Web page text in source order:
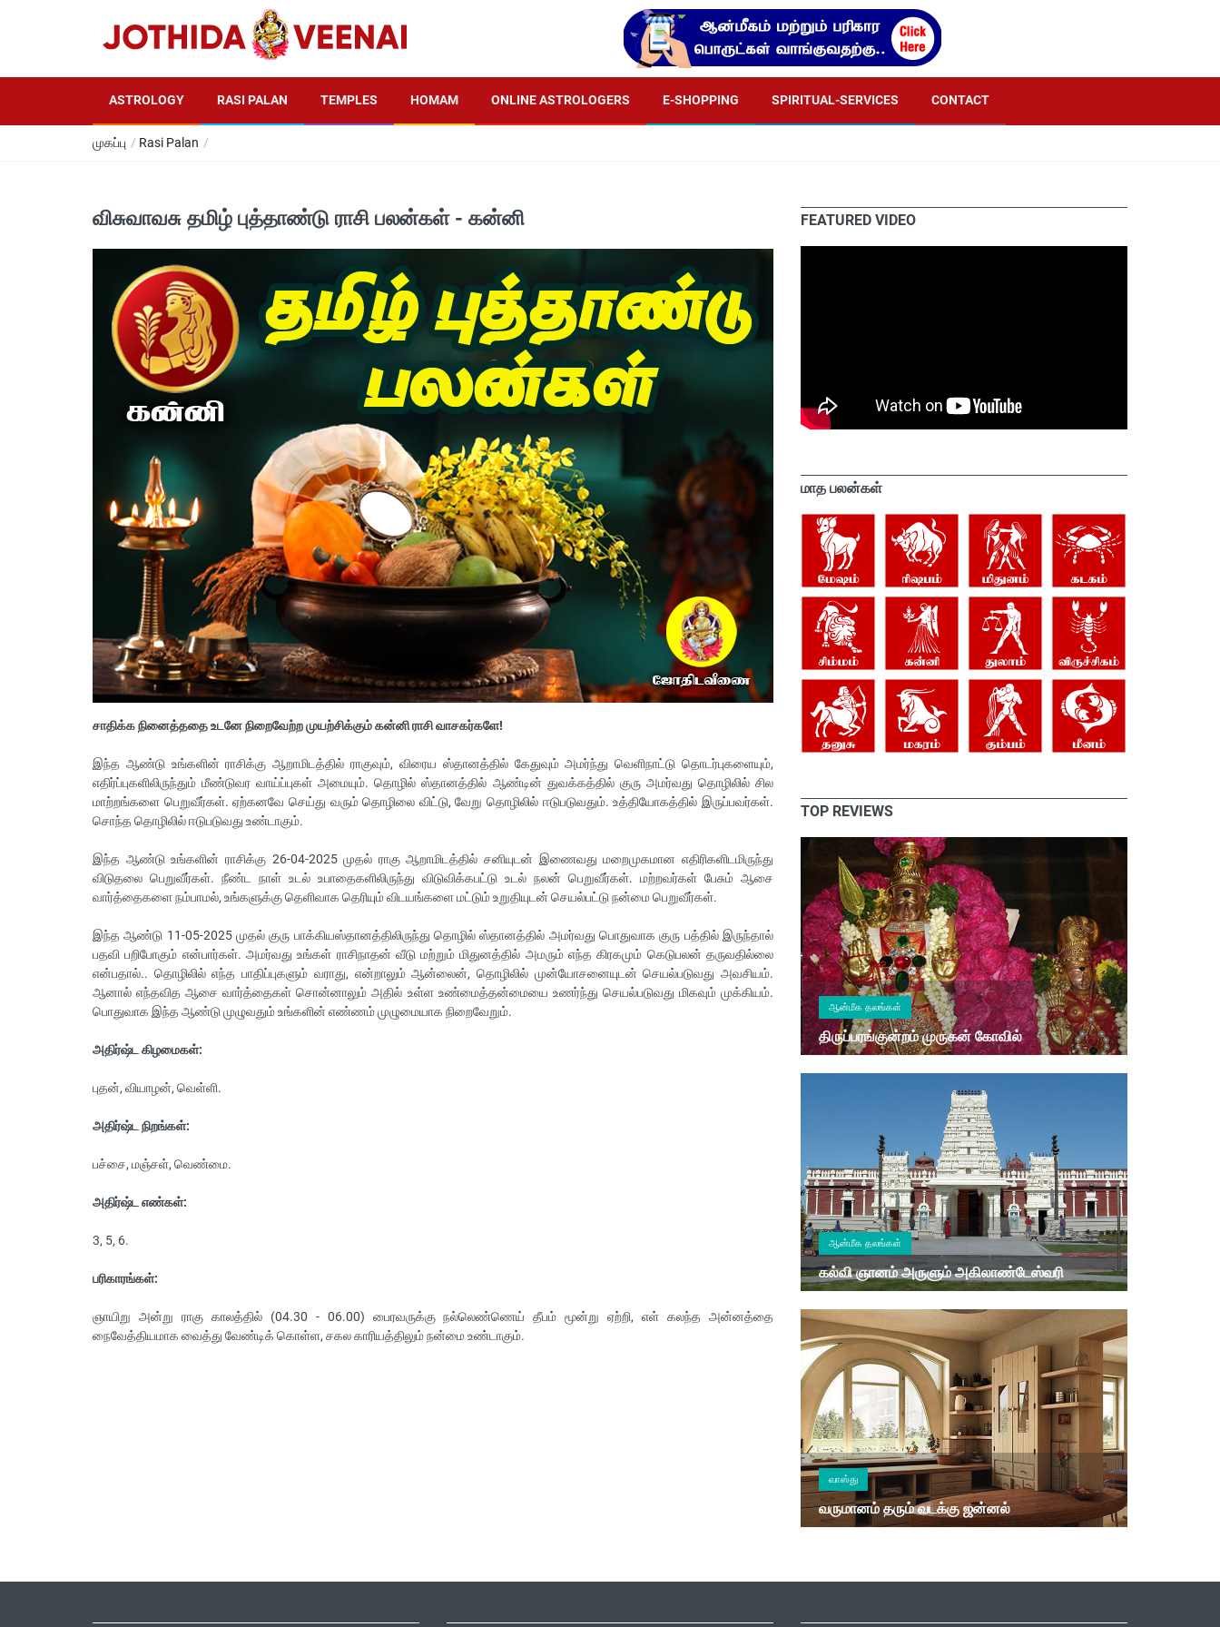
ASTROLOGY RASI PALAN TEMPLES HOMAM ONLINE ASTROLOGERS E-SHOPPING SPIRITUAL-SERVICES CONTACT
முகப்பு / Rasi Palan /
விசுவாவசு தமிழ் புத்தாண்டு ராசி பலன்கள் - கன்னி
சாதிக்க நினைத்ததை உடனே நிறைவேற்ற முயற்சிக்கும் கன்னி ராசி வாசகர்களே!
இந்த ஆண்டு உங்களின் ராசிக்கு ஆறாமிடத்தில் ராகுவும், விரைய ஸ்தானத்தில் கேதுவும் அமர்ந்து வெளிநாட்டு தொடர்புகளையும்,
எதிர்ப்புகளிலிருந்தும் மீண்டுவர வாய்ப்புகள் அமையும். தொழில் ஸ்தானத்தில் ஆண்டின் துவக்கத்தில் குரு அமர்வது தொழிலில் சில
மாற்றங்களை பெறுவீர்கள். ஏற்கனவே செய்து வரும் தொழிலை விட்டு, வேறு தொழிலில் ஈடுபடுவதும். உத்தியோகத்தில் இருப்பவர்கள்.
சொந்த தொழிலில் ஈடுபடுவது உண்டாகும்.
இந்த ஆண்டு உங்களின் ராசிக்கு 26-04-2025 முதல் ராகு ஆறாமிடத்தில் சனியுடன் இணைவது மறைமுகமான எதிரிகளிடமிருந்து
விடுதலை பெறுவீர்கள். நீண்ட நாள் உடல் உபாதைகளிலிருந்து விடுவிக்கபட்டு உடல் நலன் பெறுவீர்கள். மற்றவர்கள் பேசும் ஆசை
வார்த்தைகளை நம்பாமல், உங்களுக்கு தெளிவாக தெரியும் விடயங்களை மட்டும் உறுதியுடன் செயல்பட்டு நன்மை பெறுவீர்கள்.
இந்த ஆண்டு 11-05-2025 முதல் குரு பாக்கியஸ்தானத்திலிருந்து தொழில் ஸ்தானத்தில் அமர்வது பொதுவாக குரு பத்தில் இருந்தால்
பதவி பறிபோகும் என்பார்கள். அமர்வது உங்கள் ராசிநாதன் வீடு மற்றும் மிதுனத்தில் அமரும் எந்த கிரகமும் கெடுபலன் தருவதில்லை
என்பதால்.. தொழிலில் எந்த பாதிப்புகளும் வராது, என்றாலும் ஆன்லைன், தொழிலில் முன்யோசனையுடன் செயல்படுவது அவசியம்.
ஆனால் எந்தவித ஆசை வார்த்தைகள் சொன்னாலும் அதில் உள்ள உண்மைத்தன்மையை உணர்ந்து செயல்படுவது மிகவும் முக்கியம்.
பொதுவாக இந்த ஆண்டு முழுவதும் உங்களின் எண்ணம் முழுமையாக நிறைவேறும்.
அதிர்ஷ்ட கிழமைகள்:
புதன், வியாழன், வெள்ளி.
அதிர்ஷ்ட நிறங்கள்:
பச்சை, மஞ்சள், வெண்மை.
அதிர்ஷ்ட எண்கள்:
3, 5, 6.
பரிகாரங்கள்:
ஞாயிறு அன்று ராகு காலத்தில் (04.30 - 06.00) பைரவருக்கு நல்லெண்ணெய் தீபம் மூன்று ஏற்றி, எள் கலந்த அன்னத்தை
நைவேத்தியமாக வைத்து வேண்டிக் கொள்ள, சகல காரியத்திலும் நன்மை உண்டாகும்.
FEATURED VIDEO
மாத பலன்கள்
TOP REVIEWS
ஆன்மீக தலங்கள்
திருப்பரங்குன்றம் முருகன் கோவில்
ஆன்மீக தலங்கள்
கல்வி ஞானம் அருளும் அகிலாண்டேஸ்வரி
வாஸ்து
வருமானம் தரும் வடக்கு ஜன்னல்